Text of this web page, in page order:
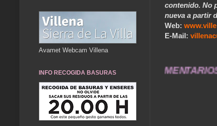
contenido. No
nueva a partir
Web:
E-Mail:
ENVÍA FOTOS Y COMENTARIOS
Avamet Webcam Villena
INFO RECOGIDA BASURAS